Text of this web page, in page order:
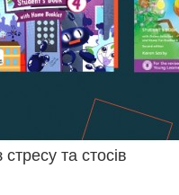
та стосів